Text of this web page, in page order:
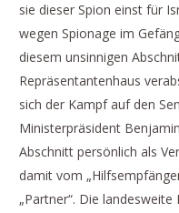
sie dieser Spion einst für
wegen Spionage im
diesem unsinnigen
Repräsentantenhaus
sich der Kampf auf den
Ministerpräsident
Abschnitt persönlich als
damit vom
„Partner“. Die